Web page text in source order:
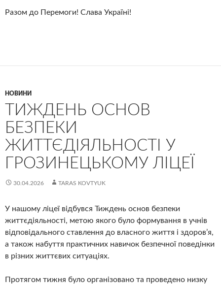
​Разом до Перемоги! Слава Україні!
НОВИНИ
ТИЖДЕНЬ ОСНОВ
БЕЗПЕКИ
ЖИТТЄДІЯЛЬНОСТІ У
ГРОЗИНЕЦЬКОМУ ЛІЦЕЇ
30.04.2026 TARAS KOVTYUK
У нашому ліцеї відбувся Тиждень основ безпеки
життєдіяльності, метою якого було формування в учнів
відповідального ставлення до власного життя і здоров’я,
а також набуття практичних навичок безпечної поведінки
в різних життєвих ситуаціях.
Протягом тижня було організовано та проведено низку